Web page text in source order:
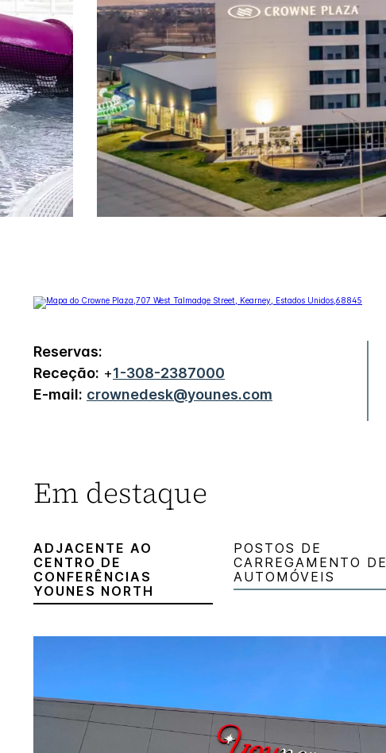
Reservas:
Receção: +1-308-2387000
E-mail: crownedesk@younes.com
Em destaque
ADJACENTE AO
CENTRO DE
CONFERÊNCIAS
YOUNES NORTH
POSTOS DE
CARREGAMENTO DE
AUTOMÓVEIS